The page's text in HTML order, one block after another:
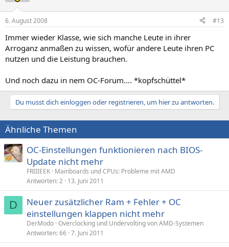
6. August 2008 #13
Immer wieder Klasse, wie sich manche Leute in ihrer
Arroganz anmaßen zu wissen, wofür andere Leute ihren PC
nutzen und die Leistung brauchen.
Und noch dazu in nem OC-Forum.... *kopfschüttel*
Du musst dich einloggen oder registrieren, um hier zu antworten.
Ähnliche Themen
OC-Einstellungen funktionieren nach BIOS-
Update nicht mehr
FRIIIEEK Mainboards und CPUs: Probleme mit AMD
Antworten 2 13. Juni 2011
D
Neuer zusätzlicher Ram + Fehler + OC
einstellungen klappen nicht mehr
DerModo Overclocking und Undervolting von AMD-Systemen
Antworten 66 7. Juni 2011